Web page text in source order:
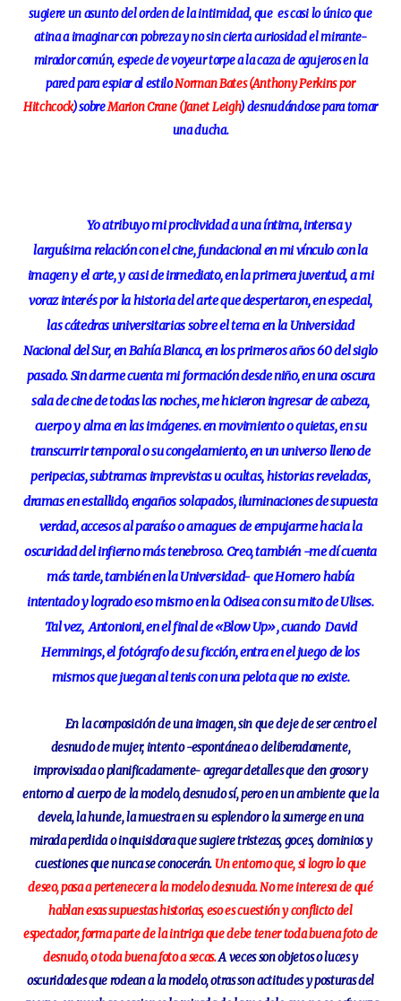
sugiere un asunto del orden de la intimidad, que es casi lo único que
atina a imaginar con pobreza y no sin cierta curiosidad el mirante-
mirador común, especie de voyeur torpe a la caza de agujeros en la
pared para espiar al estiloNorman Bates (Anthony Perkins por
Hitchcock) sobreMarion Crane (Janet Leigh) desnudándose para tomar
una ducha.
Yo atribuyo mi proclividad a una íntima, intensa y
larguísima relación con el cine, fundacional en mi vínculo con la
imagen y el arte, y casi de inmediato, en la primera juventud, a mi
voraz interés por la historia del arte que despertaron, en especial,
las cátedras universitarias sobre el tema en la Universidad
Nacional del Sur, en Bahía Blanca, en los primeros años 60 del siglo
pasado. Sin darme cuenta mi formación desde niño, en una oscura
sala de cine de todas las noches, me hicieron ingresar de cabeza,
cuerpo y alma en las imágenes. en movimiento o quietas, en su
transcurrir temporal o su congelamiento, en un universo lleno de
peripecias, subtramas imprevistas u ocultas, historias reveladas,
dramas en estallido, engaños solapados, iluminaciones de supuesta
verdad, accesos al paraíso o amagues de empujarme hacia la
oscuridad del infierno más tenebroso. Creo, también -me dí cuenta
más tarde, también en la Universidad- que Homero había
intentado y logrado eso mismo en la Odisea con su mito de Ulises.
Tal vez, Antonioni, en el final de «Blow Up», cuando David
Hemmings, el fotógrafo de su ficción, entra en el juego de los
mismos que juegan al tenis con una pelota que no existe.
En la composición de una imagen, sin que deje de ser centro el
desnudo de mujer, intento -espontánea o deliberadamente,
improvisada o planificadamente- agregar detalles que den grosor y
entorno al cuerpo de la modelo, desnudo sí, pero en un ambiente que la
devela, la hunde, la muestra en su esplendor o la sumerge en una
mirada perdida o inquisidora que sugiere tristezas, goces, dominios y
cuestiones que nunca se conocerán. Un entorno que, si logro lo que
deseo, pasa a pertenecer a la modelo desnuda. No me interesa de qué
hablan esas supuestas historias, eso es cuestión y conflicto del
espectador, forma parte de la intriga que debe tener toda buena foto de
desnudo, o toda buena foto a secas.A veces son objetos o luces y
oscuridades que rodean a la modelo, otras son actitudes y posturas del